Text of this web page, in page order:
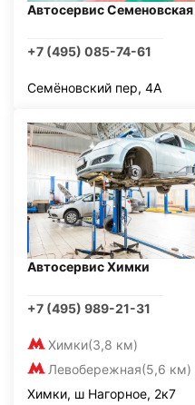
Автосервис Семеновская
+7 (495) 085-74-61
Семёновский пер, 4А
Автосервис Химки
+7 (495) 989-21-31
Химки(3,8 км)
Левобережная(5,6 км)
Химки, ш Нагорное, 2к7